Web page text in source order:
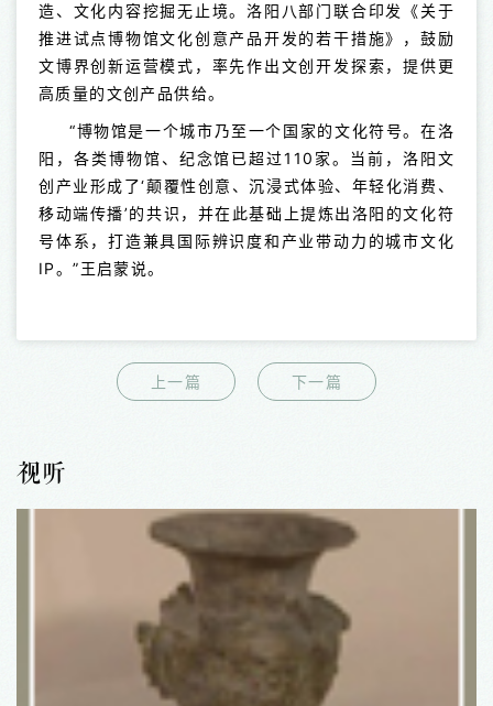
造、文化内容挖掘无止境。洛阳八部门联合印发《关于
推进试点博物馆文化创意产品开发的若干措施》，鼓励
文博界创新运营模式，率先作出文创开发探索，提供更
高质量的文创产品供给。
“博物馆是一个城市乃至一个国家的文化符号。在洛
阳，各类博物馆、纪念馆已超过110家。当前，洛阳文
创产业形成了‘颠覆性创意、沉浸式体验、年轻化消费、
移动端传播’的共识，并在此基础上提炼出洛阳的文化符
号体系，打造兼具国际辨识度和产业带动力的城市文化
IP。”王启蒙说。
上一篇 下一篇
视听